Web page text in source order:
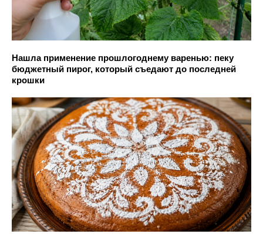
Нашла применение прошлогоднему варенью: пеку
бюджетный пирог, который съедают до последней
крошки